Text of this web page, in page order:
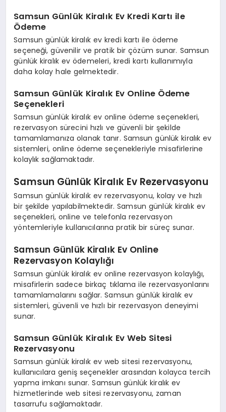
Samsun Günlük Kiralık Ev Kredi Kartı ile
Ödeme
Samsun günlük kiralık ev kredi kartı ile ödeme
seçeneği, güvenilir ve pratik bir çözüm sunar. Samsun
günlük kiralık ev ödemeleri, kredi kartı kullanımıyla
daha kolay hale gelmektedir.
Samsun Günlük Kiralık Ev Online Ödeme
Seçenekleri
Samsun günlük kiralık ev online ödeme seçenekleri,
rezervasyon sürecini hızlı ve güvenli bir şekilde
tamamlamanıza olanak tanır. Samsun günlük kiralık ev
sistemleri, online ödeme seçenekleriyle misafirlerine
kolaylık sağlamaktadır.
Samsun Günlük Kiralık Ev Rezervasyonu
Samsun günlük kiralık ev rezervasyonu, kolay ve hızlı
bir şekilde yapılabilmektedir. Samsun günlük kiralık ev
seçenekleri, online ve telefonla rezervasyon
yöntemleriyle kullanıcılarına pratik bir süreç sunar.
Samsun Günlük Kiralık Ev Online
Rezervasyon Kolaylığı
Samsun günlük kiralık ev online rezervasyon kolaylığı,
misafirlerin sadece birkaç tıklama ile rezervasyonlarını
tamamlamalarını sağlar. Samsun günlük kiralık ev
sistemleri, güvenli ve hızlı bir rezervasyon deneyimi
sunar.
Samsun Günlük Kiralık Ev Web Sitesi
Rezervasyonu
Samsun günlük kiralık ev web sitesi rezervasyonu,
kullanıcılara geniş seçenekler arasından kolayca tercih
yapma imkanı sunar. Samsun günlük kiralık ev
hizmetlerinde web sitesi rezervasyonu, zaman
tasarrufu sağlamaktadır.